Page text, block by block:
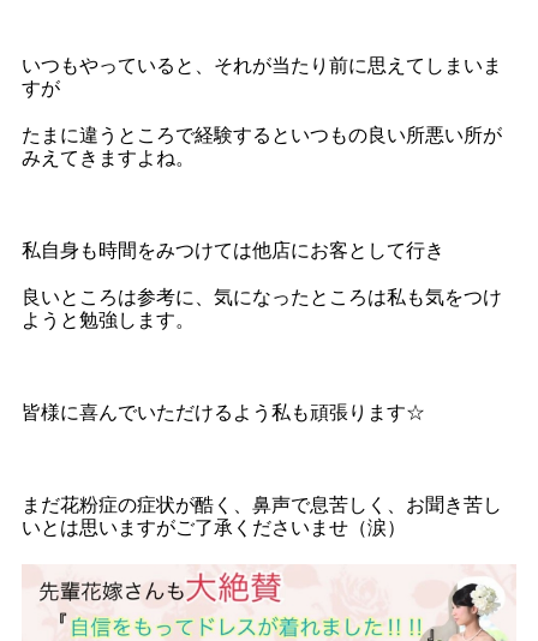
いつもやっていると、それが当たり前に思えてしまいま
すが
たまに違うところで経験するといつもの良い所悪い所が
みえてきますよね。
私自身も時間をみつけては他店にお客として行き
良いところは参考に、気になったところは私も気をつけ
ようと勉強します。
皆様に喜んでいただけるよう私も頑張ります☆
まだ花粉症の症状が酷く、鼻声で息苦しく、お聞き苦し
いとは思いますがご了承くださいませ（涙）